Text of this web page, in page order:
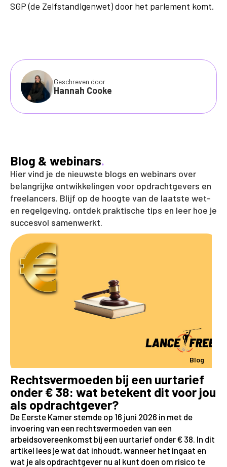
SGP (de Zelfstandigenwet) door het parlement komt.
Geschreven door
Hannah Cooke
Blog & webinars.
Hier vind je de nieuwste blogs en webinars over
belangrijke ontwikkelingen voor opdrachtgevers en
freelancers. Blijf op de hoogte van de laatste wet-
en regelgeving, ontdek praktische tips en leer hoe je
succesvol samenwerkt.
Blog
Rechtsvermoeden bij een uurtarief
onder € 38: wat betekent dit voor jou
als opdrachtgever?
De Eerste Kamer stemde op 16 juni 2026 in met de
invoering van een rechtsvermoeden van een
arbeidsovereenkomst bij een uurtarief onder € 38. In dit
artikel lees je wat dat inhoudt, wanneer het ingaat en
wat je als opdrachtgever nu al kunt doen om risico te